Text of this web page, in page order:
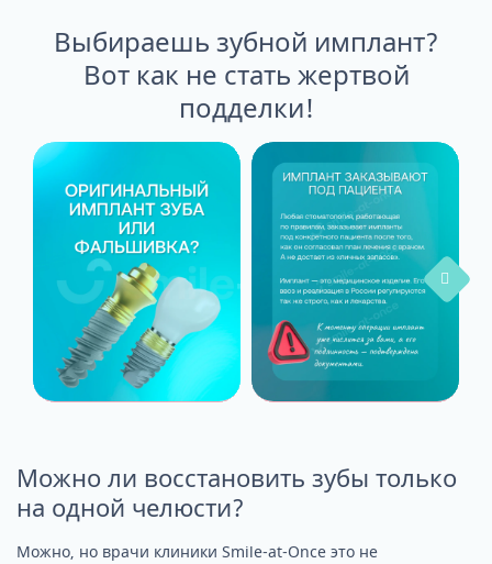
Выбираешь зубной имплант?
Вот как не стать жертвой
подделки!
Можно ли восстановить зубы только
на одной челюсти?
Можно, но врачи клиники Smile-at-Once это не